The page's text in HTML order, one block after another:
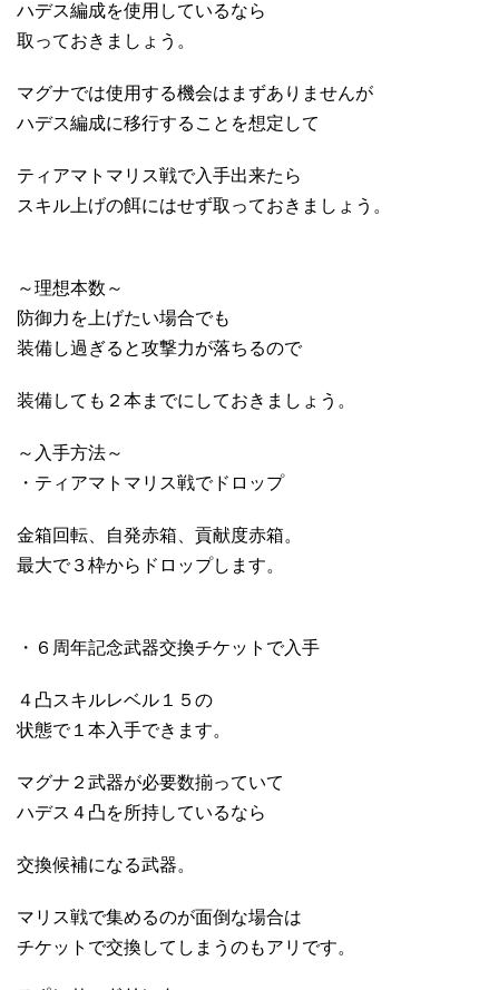
ハデス編成を使用しているなら
取っておきましょう。
マグナでは使用する機会はまずありませんが
ハデス編成に移行することを想定して
ティアマトマリス戦で入手出来たら
スキル上げの餌にはせず取っておきましょう。
～理想本数～
防御力を上げたい場合でも
装備し過ぎると攻撃力が落ちるので
装備しても２本までにしておきましょう。
～入手方法～
・ティアマトマリス戦でドロップ
金箱回転、自発赤箱、貢献度赤箱。
最大で３枠からドロップします。
・６周年記念武器交換チケットで入手
４凸スキルレベル１５の
状態で１本入手できます。
マグナ２武器が必要数揃っていて
ハデス４凸を所持しているなら
交換候補になる武器。
マリス戦で集めるのが面倒な場合は
チケットで交換してしまうのもアリです。